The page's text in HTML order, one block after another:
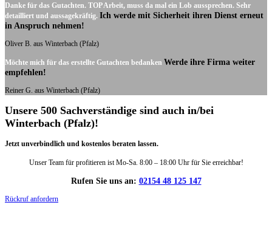
Danke für das Gutachten. TOP Arbeit, muss da mal ein Lob aussprechen. Sehr
detailliert und aussagekräftig. Ich werde mit Sicherheit ihren Dienst erneut
in Anspruch nehmen!
Oliver B. aus Winterbach (Pfalz)
Möchte mich für das erstellte Gutachten bedanken Werde ihre Firma weiter
empfehlen!
Reiner G. aus Winterbach (Pfalz)
Unsere 500 Sachverständige sind auch in/bei
Winterbach (Pfalz)!
Jetzt unverbindlich und kostenlos beraten lassen.
Unser Team für profitieren ist Mo-Sa. 8:00 – 18:00 Uhr für Sie erreichbar!
Rufen Sie uns an: 02154 48 125 147
Rückruf anfordern